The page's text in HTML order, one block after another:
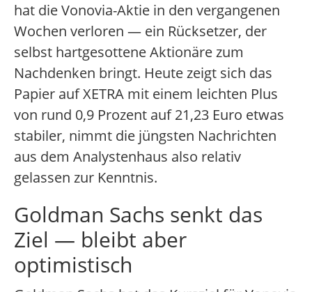
hat die Vonovia-Aktie in den vergangenen
Wochen verloren — ein Rücksetzer, der
selbst hartgesottene Aktionäre zum
Nachdenken bringt. Heute zeigt sich das
Papier auf XETRA mit einem leichten Plus
von rund 0,9 Prozent auf 21,23 Euro etwas
stabiler, nimmt die jüngsten Nachrichten
aus dem Analystenhaus also relativ
gelassen zur Kenntnis.
Goldman Sachs senkt das
Ziel — bleibt aber
optimistisch